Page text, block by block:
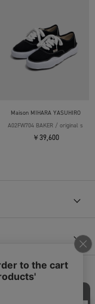
canvas Low-Top sneaker
Maison MIHARA YASUHIRO
A02FW704 BAKER / original sole
￥39,600